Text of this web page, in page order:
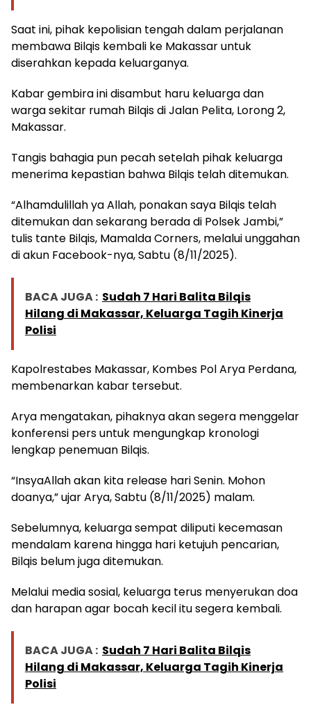
Saat ini, pihak kepolisian tengah dalam perjalanan
membawa Bilqis kembali ke Makassar untuk
diserahkan kepada keluarganya.
Kabar gembira ini disambut haru keluarga dan
warga sekitar rumah Bilqis di Jalan Pelita, Lorong 2,
Makassar.
Tangis bahagia pun pecah setelah pihak keluarga
menerima kepastian bahwa Bilqis telah ditemukan.
“Alhamdulillah ya Allah, ponakan saya Bilqis telah
ditemukan dan sekarang berada di Polsek Jambi,”
tulis tante Bilqis, Mamalda Corners, melalui unggahan
di akun Facebook-nya, Sabtu (8/11/2025).
BACA JUGA : Sudah 7 Hari Balita Bilqis
Hilang di Makassar, Keluarga Tagih Kinerja
Polisi
Kapolrestabes Makassar, Kombes Pol Arya Perdana,
membenarkan kabar tersebut.
Arya mengatakan, pihaknya akan segera menggelar
konferensi pers untuk mengungkap kronologi
lengkap penemuan Bilqis.
“InsyaAllah akan kita release hari Senin. Mohon
doanya,” ujar Arya, Sabtu (8/11/2025) malam.
Sebelumnya, keluarga sempat diliputi kecemasan
mendalam karena hingga hari ketujuh pencarian,
Bilqis belum juga ditemukan.
Melalui media sosial, keluarga terus menyerukan doa
dan harapan agar bocah kecil itu segera kembali.
BACA JUGA : Sudah 7 Hari Balita Bilqis
Hilang di Makassar, Keluarga Tagih Kinerja
Polisi